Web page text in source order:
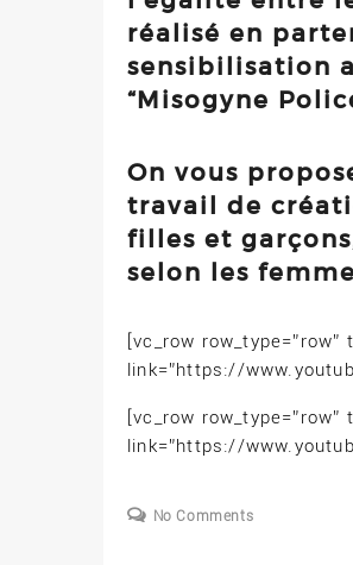
réalisé en
sensibilisation
“Misogyne
On vous
travail de
filles et
selon les
[vc_row
link=”https://
[vc_row
link=”https://
No Comments